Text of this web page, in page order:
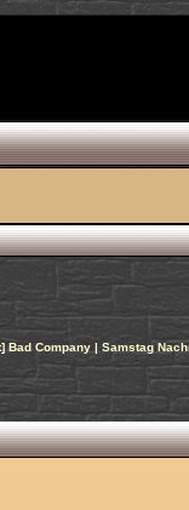
Bad Company | Samstag